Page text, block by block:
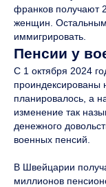
франков получают
женщин. Остальным
иммигрировать.
Пенсии у
С 1 октября 2024
проиндексированы
планировалось, а
изменение так
денежного
военных пенсий.
В Швейцарии
миллионов